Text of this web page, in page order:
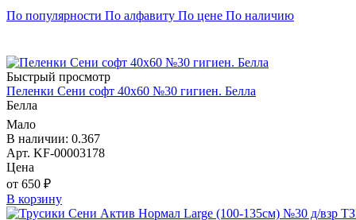
По популярности По алфавиту По цене По наличию
Быстрый просмотр
Пеленки Сени софт 40х60 №30 гигиен. Белла
Белла
Мало
В наличии: 0.367
Арт. KF-00003178
Цена
от 650 ₽
В корзину